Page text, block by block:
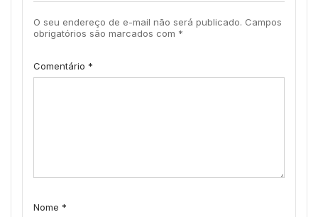
O seu endereço de e-mail não será publicado. Campos
obrigatórios são marcados com *
Comentário *
Nome *